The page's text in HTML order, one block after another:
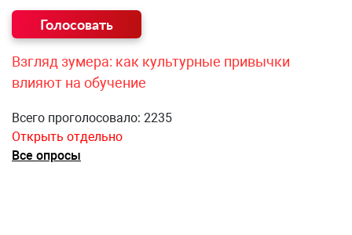
Взгляд зумера: как культурные привычки
влияют на обучение
Всего проголосовало: 2235
Открыть отдельно
Все опросы